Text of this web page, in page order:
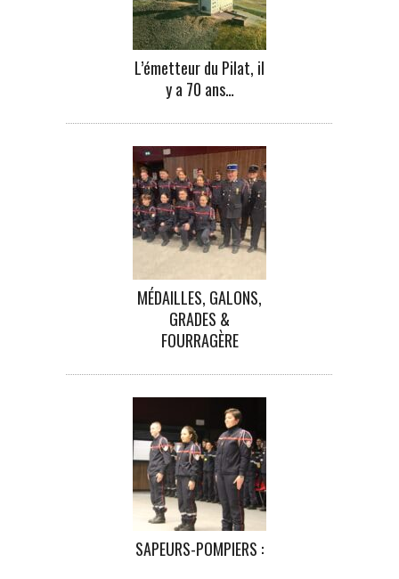
L’émetteur du Pilat, il
y a 70 ans…
MÉDAILLES, GALONS,
GRADES &
FOURRAGÈRE
SAPEURS-POMPIERS :